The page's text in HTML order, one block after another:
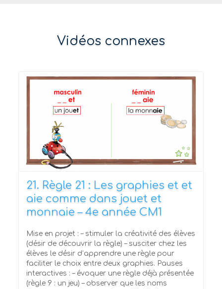
Vidéos connexes
21. Règle 21 : Les graphies et et
aie comme dans jouet et
monnaie – 4e année CM1
Mise en projet : – stimuler la créativité des élèves
(désir de découvrir la règle) – susciter chez les
élèves le désir d’apprendre une règle pour
faciliter le choix entre deux graphies. Pauses
interactives : – évoquer une règle déjà présentée
(règle 9 : un jeu) – observer que les noms